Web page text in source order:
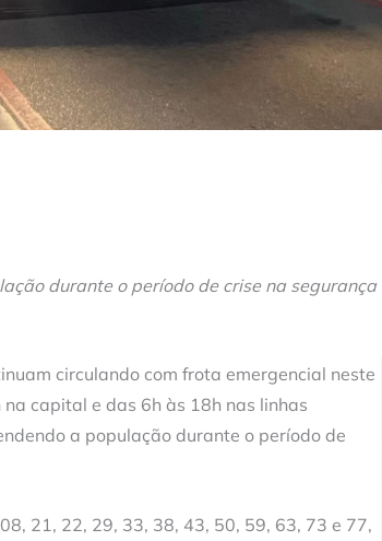
durante o período de crise na segurança
circulando com frota emergencial neste
capital e das 6h às 18h nas linhas
a população durante o período de
21, 22, 29, 33, 38, 43, 50, 59, 63, 73 e 77,